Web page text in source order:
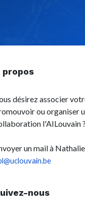
propos
désirez associer
ou organiser
l'AILouvain ?
un mail à
nous